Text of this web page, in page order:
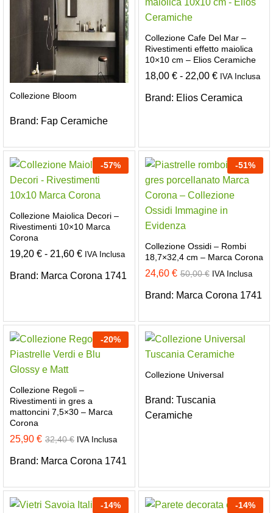
Collezione Bloom
Brand: Fap Ceramiche
Collezione Cafe Del Mar –
Rivestimenti effetto maiolica
10×10 cm – Elios Ceramiche
18,00 € - 22,00 €Fascia
prezzo:
da
IVA Inclusa
Brand: Elios Ceramica
-57%
Collezione Maiolica Decori –
Rivestimenti 10×10 Marca
Corona
19,20 € - 21,60 €Fascia
prezzo:
da
IVA Inclusa
Brand: Marca Corona 1741
-51%
Collezione Ossidi – Rombi
18,7×32,4 cm – Marca Corona
24,60 € 50,00€ IVA Inclusa
Brand: Marca Corona 1741
-20%
Collezione Regoli –
Rivestimenti in gres a
mattoncini 7,5×30 – Marca
Corona
25,90 € 32,40€ IVA Inclusa
Brand: Marca Corona 1741
Collezione Universal
Brand: Tuscania
Ceramiche
-14% -14%